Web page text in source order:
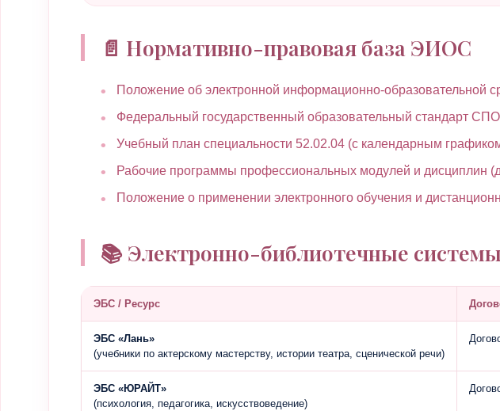
📄 Нормативно-правовая база ЭИОС
Положение об электронной информационно-образовательной
Федеральный государственный образовательный стандарт
Учебный план специальности 52.02.04 (с календарным
Рабочие программы профессиональных модулей и дисциплин
Положение о применении электронного обучения и
📚 Электронно-библиотечные
ЭБС / Ресурс
ЭБС «Лань»
(учебники по актерскому мастерству, истории театра, сценической речи)
ЭБС «ЮРАЙТ»
(психология, педагогика, искусствоведение)